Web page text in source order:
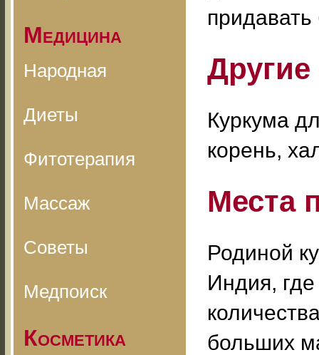
Медицина
Народная
Диеты
Фитотерапия
Массаж
Советы
Медпоиск
Косметика
Куркума
корень,
Места
Родиной
Индия,
больших